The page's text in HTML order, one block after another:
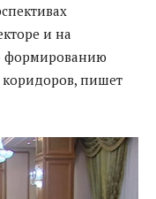
и на
формированию
пишет